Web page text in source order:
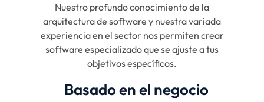
Nuestro profundo conocimiento de la
arquitectura de software y nuestra variada
experiencia en el sector nos permiten crear
software especializado que se ajuste a tus
objetivos específicos.
Basado en el negocio